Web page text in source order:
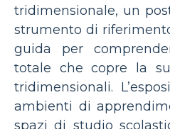
tridimensionale, un
strumento di
guida per
totale che copre la
tridimensionali.
ambienti di
spazi di studio